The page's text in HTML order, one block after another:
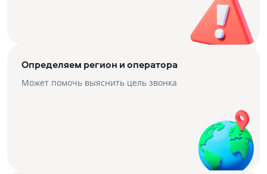
Определяем регион и оператора
Может помочь выяснить цель звонка